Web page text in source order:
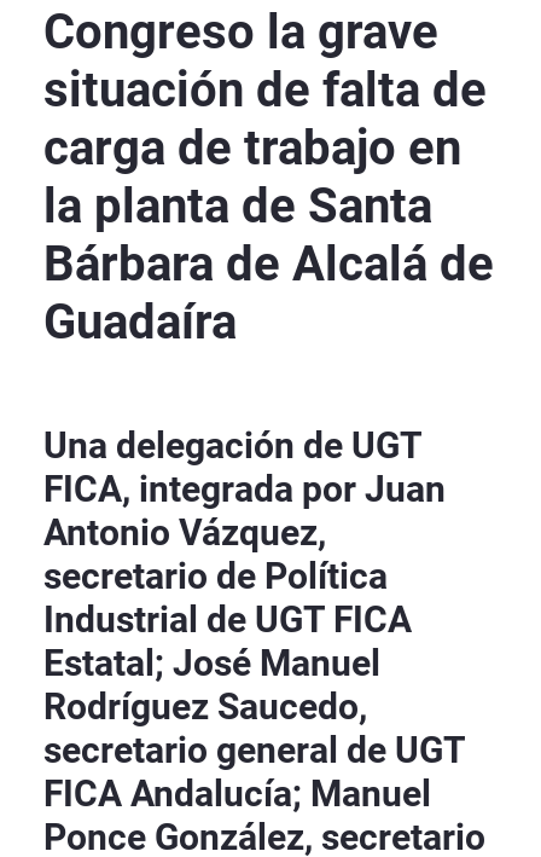
Congreso la grave
situación de falta de
carga de trabajo en
la planta de Santa
Bárbara de Alcalá de
Guadaíra
Una delegación de UGT
FICA, integrada por Juan
Antonio Vázquez,
secretario de Política
Industrial de UGT FICA
Estatal; José Manuel
Rodríguez Saucedo,
secretario general de UGT
FICA Andalucía; Manuel
Ponce González, secretario